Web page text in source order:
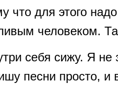
что для этого
человеком.
себя сижу. Я
песни просто, и